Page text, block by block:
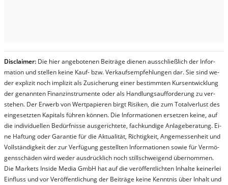
Dis­clai­mer: Die hier an­ge­bo­te­nen Bei­trä­ge die­nen aus­schließ­lich der In­for­
ma­t­ion und stel­len kei­ne Kauf- bzw. Ver­kaufs­em­pfeh­lung­en dar. Sie sind we­
der ex­pli­zit noch im­pli­zit als Zu­sich­er­ung ei­ner be­stim­mt­en Kurs­ent­wick­lung
der ge­nan­nt­en Fi­nanz­in­stru­men­te oder als Handl­ungs­auf­for­der­ung zu ver­
steh­en. Der Er­werb von Wert­pa­pier­en birgt Ri­si­ken, die zum To­tal­ver­lust des
ein­ge­setz­ten Ka­pi­tals füh­ren kön­nen. Die In­for­ma­tion­en er­setz­en kei­ne, auf
die in­di­vi­du­el­len Be­dür­fnis­se aus­ge­rich­te­te, fach­kun­di­ge An­la­ge­be­ra­tung. Ei­
ne Haf­tung oder Ga­ran­tie für die Ak­tu­ali­tät, Rich­tig­keit, An­ge­mes­sen­heit und
Vol­lständ­ig­keit der zur Ver­fü­gung ge­stel­lt­en In­for­ma­tion­en so­wie für Ver­mö­
gens­schä­den wird we­der aus­drück­lich noch stil­lschwei­gend über­nom­men.
Die Mar­kets In­side Me­dia GmbH hat auf die ver­öf­fent­lich­ten In­hal­te kei­ner­lei
Ein­fluss und vor Ver­öf­fent­lich­ung der Bei­trä­ge kei­ne Ken­nt­nis über In­halt und